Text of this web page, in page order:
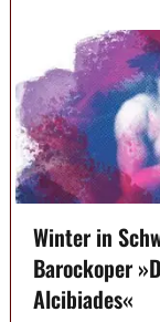
Winter in
Barockoper
Alcibiades«